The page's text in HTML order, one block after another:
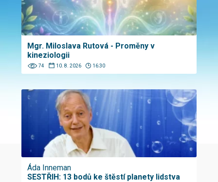
Mgr. Miloslava Rutová - Proměny v
kineziologii
74 10. 8. 2026 16:30
Áda Inneman
SESTŘIH: 13 bodů ke štěstí planety lidstva